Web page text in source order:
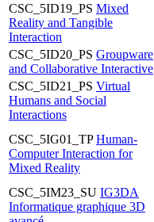
CSC_5ID19_PS Mixed
Reality and Tangible
Interaction
CSC_5ID20_PS Groupware
and Collaborative Interactive
CSC_5ID21_PS Virtual
Humans and Social
Interactions
CSC_5IG01_TP Human-
Computer Interaction for
Mixed Reality
CSC_5IM23_SU IG3DA
Informatique graphique 3D